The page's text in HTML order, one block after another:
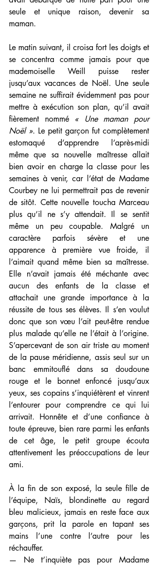
seule et unique raison, devenir sa
maman.
Le matin suivant, il croisa fort les doigts et
se concentra comme jamais pour que
mademoiselle Weill puisse rester
jusqu’aux vacances de Noël. Une seule
semaine ne suffirait évidemment pas pour
mettre à exécution son plan, qu’il avait
fièrement nommé « Une maman pour
Noël ». Le petit garçon fut complètement
estomaqué d’apprendre l’après-midi
même que sa nouvelle maîtresse allait
bien avoir en charge la classe pour les
semaines à venir, car l’état de Madame
Courbey ne lui permettrait pas de revenir
de sitôt. Cette nouvelle toucha Marceau
plus qu’il ne s’y attendait. Il se sentit
même un peu coupable. Malgré un
caractère parfois sévère et une
apparence à première vue froide, il
l’aimait quand même bien sa maîtresse.
Elle n’avait jamais été méchante avec
aucun des enfants de la classe et
attachait une grande importance à la
réussite de tous ses élèves. Il s’en voulut
donc que son vœu l’ait peut-être rendue
plus malade qu’elle ne l’était à l’origine.
S’apercevant de son air triste au moment
de la pause méridienne, assis seul sur un
banc emmitouflé dans sa doudoune
rouge et le bonnet enfoncé jusqu’aux
yeux, ses copains s’inquiétèrent et vinrent
l’entourer pour comprendre ce qui lui
arrivait. Honnête et d’une confiance à
toute épreuve, bien rare parmi les enfants
de cet âge, le petit groupe écouta
attentivement les préoccupations de leur
ami.
À la fin de son exposé, la seule fille de
l’équipe, Naïs, blondinette au regard
bleu malicieux, jamais en reste face aux
garçons, prit la parole en tapant ses
mains l’une contre l’autre pour les
réchauffer.
— Ne t’inquiète pas pour Madame